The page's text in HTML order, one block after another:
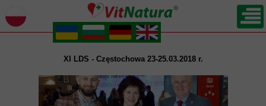
.
.
.
XI LDS - Częstochowa 23-25.03.2018 r.